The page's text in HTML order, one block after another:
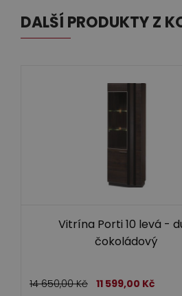
DALŠÍ PRODUKTY Z
Vitrína Porti 10 levá -
čokoládový
14 650,00Kč 11 599,00 Kč